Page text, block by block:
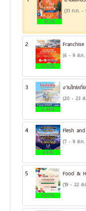
18.7%
(31 ก.ค. -
2
13.82%
(6 - 9 ส.ค.
3
12.49%
งานไทยเ
(20 - 23 ส
4
9.41%
Flesh
(7 - 9 ส.ค.
5
6.07%
Food &
(19 - 22 ส.